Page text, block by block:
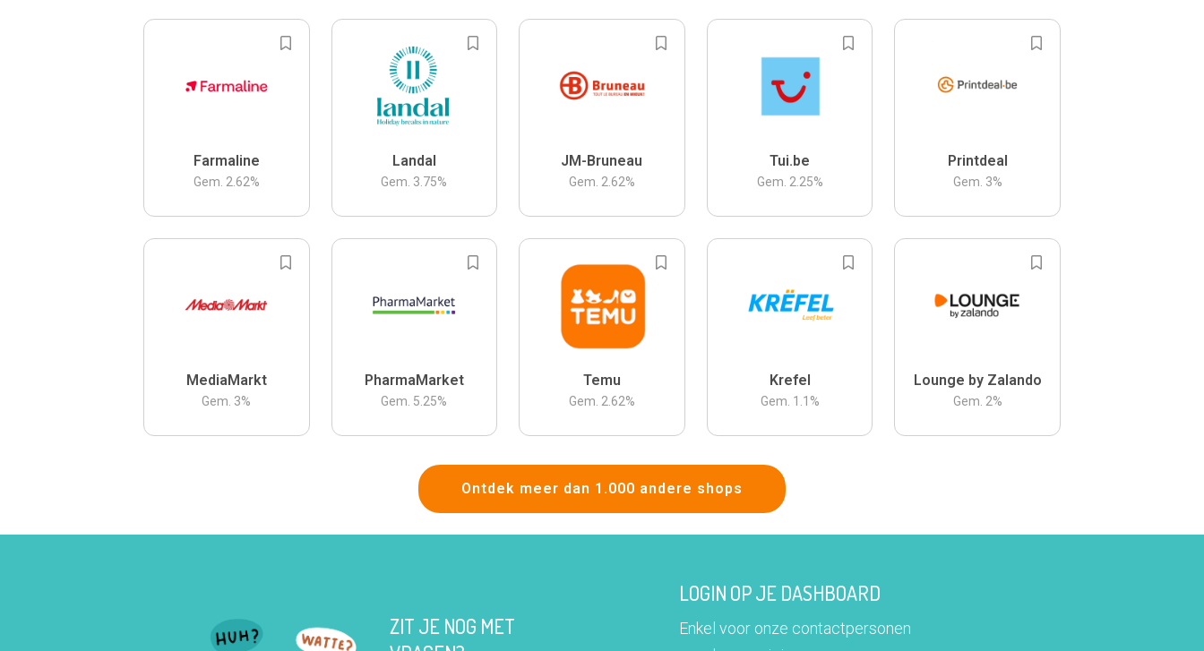
Farmaline
Gem. 2.62%
Landal
Gem. 3.75%
JM-Bruneau
Gem. 2.62%
Tui.be
Gem. 2.25%
Printdeal
Gem. 3%
MediaMarkt
Gem. 3%
PharmaMarket
Gem. 5.25%
Temu
Gem. 2.62%
Krefel
Gem. 1.1 %
Lounge by Zalando
Gem. 2%
Ontdek meer dan 1.000 andere shops
ZIT JE NOG MET
LOGIN OP JE DASHBOARD
Enkel voor onze contactpersonen